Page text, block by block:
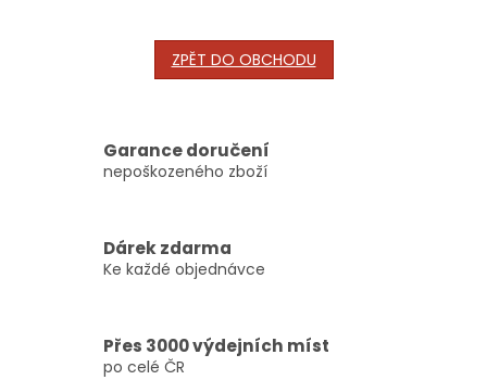
ZPĚT DO OBCHODU
Garance doručení
nepoškozeného zboží
Dárek zdarma
Ke každé objednávce
Přes 3000 výdejních míst
po celé ČR